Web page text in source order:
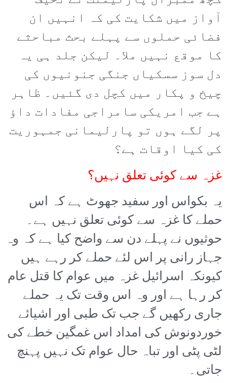
آواز میں شکایت کی کہ انہیں ان
فضائی حملوں سے پہلے بحث مباحثے
کا موقع نہیں ملا۔ لیکن جلد ہی یہ
دل سوز سسکیاں جنگی جنونیوں کی
چیخ و پکار میں کچل دی گئیں۔ ظاہر
ہے جب امریکی سامراجی مفادات داؤ
پر لگے ہوں تو پارلیمانی جمہوریت
کی کیا اوقات ہے؟
غزہ سے کوئی تعلق نہیں؟
یہ بکواس اور سفید جھوٹ ہے کہ اس
حملے کا غزہ سے کوئی تعلق نہیں ہے۔
حوثیوں نے پہلے دن سے واضح کیا ہے کہ وہ
جہاز رانی پر اس لئے حملے کر رہے ہیں
کیونکہ اسرائیل غزہ میں عوام کا قتل عام
کر رہا ہے اور وہ اس وقت تک یہ حملے
جاری رکھیں گے جب تک طبی اور اشیائے
خوردونوش کی امداد اس غمگین خطے کی
لٹی پٹی اور تباہ حال عوام تک نہیں پہنچ
جاتی۔